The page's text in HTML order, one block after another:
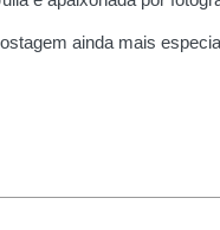
ainda mais